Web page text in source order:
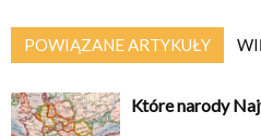
POWIĄZANE ARTYKUŁY
Które narody